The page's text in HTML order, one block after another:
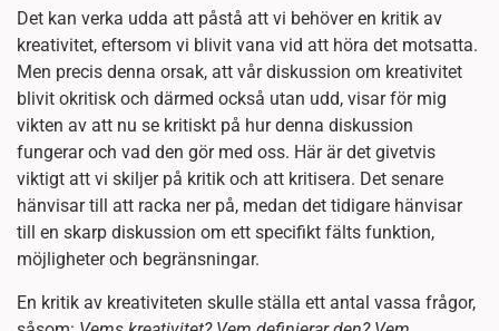
Det kan verka udda att påstå att vi behöver en kritik av
kreativitet, eftersom vi blivit vana vid att höra det motsatta.
Men precis denna orsak, att vår diskussion om kreativitet
blivit okritisk och därmed också utan udd, visar för mig
vikten av att nu se kritiskt på hur denna diskussion
fungerar och vad den gör med oss. Här är det givetvis
viktigt att vi skiljer på kritik och att kritisera. Det senare
hänvisar till att racka ner på, medan det tidigare hänvisar
till en skarp diskussion om ett specifikt fälts funktion,
möjligheter och begränsningar.
En kritik av kreativiteten skulle ställa ett antal vassa frågor,